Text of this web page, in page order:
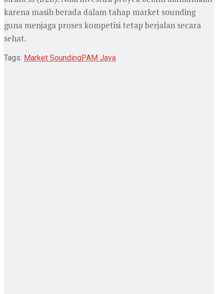
karena masih berada dalam tahap market sounding
guna menjaga proses kompetisi tetap berjalan secara
sehat.
Tags: Market SoundingPAM Jaya